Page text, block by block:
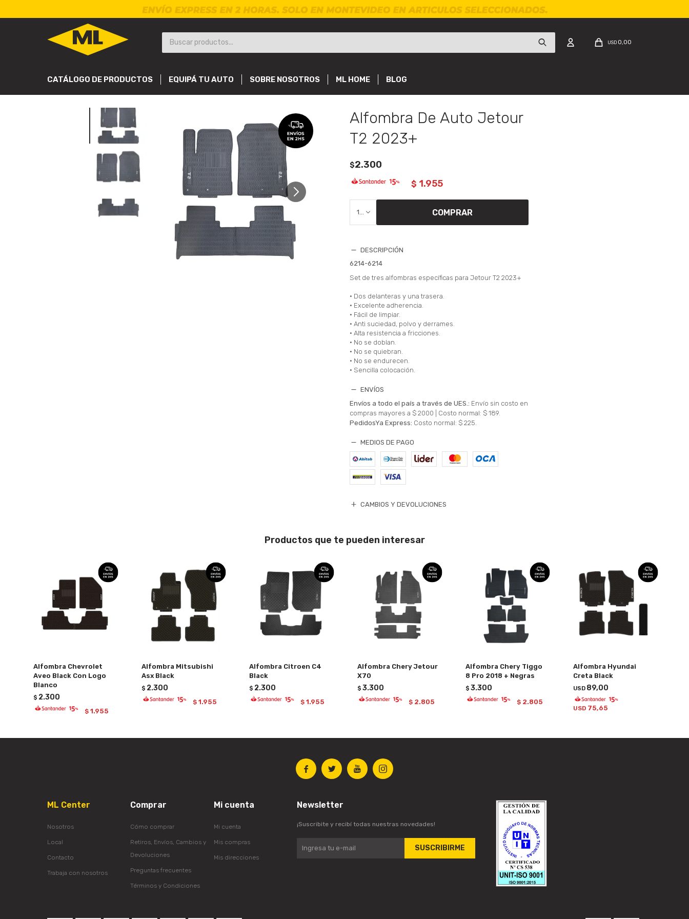
CATÁLOGO DE PRODUCTOS EQUIPÁ TU AUTO SOBRE NOSOTROS ML HOME BLOG
USD 0,00
Alfombra De Auto Jetour
T2 2023+
$2.300
$ 1.955
COMPRAR
DESCRIPCIÓN
6214-6214
Set de tres alfombras específicas para Jetour T2 2023+
• Dos delanteras y una trasera.
• Excelente adherencia.
• Fácil de limpiar.
• Anti suciedad, polvo y derrames.
• Alta resistencia a fricciones.
• No se doblan.
• No se quiebran.
• No se endurecen.
• Sencilla colocación.
ENVÍOS
Envíos a todo el país a través de UES.: Envío sin costo en
compras mayores a $ 2000 | Costo normal: $ 189.
PedidosYa Express: Costo normal: $ 225.
MEDIOS DE PAGO
CAMBIOS Y DEVOLUCIONES
Productos que te pueden interesar
Alfombra Chevrolet
Aveo Black Con Logo
Blanco
$ 2.300
$ 1.955
Alfombra Mitsubishi
Asx Black
$ 2.300
$ 1.955
Alfombra Citroen C4
Black
$ 2.300
$ 1.955
Alfombra Chery Jetour
X70
$ 3.300
$ 2.805
Alfombra Chery Tiggo
8 Pro 2018 + Negras
$ 3.300
$ 2.805
Alfombra Hyundai
Creta Black
USD 89,00
USD 75,65
   
ML Center
Nosotros
Local
Contacto
Trabaja con nosotros
Comprar
Cómo comprar
Retiros, Envíos, Cambios y
Devoluciones
Preguntas frecuentes
Términos y Condiciones
Mi cuenta
Mi cuenta
Mis compras
Mis direcciones
Newsletter
¡Suscribite y recibí todas nuestras novedades!
SUSCRIBIRME